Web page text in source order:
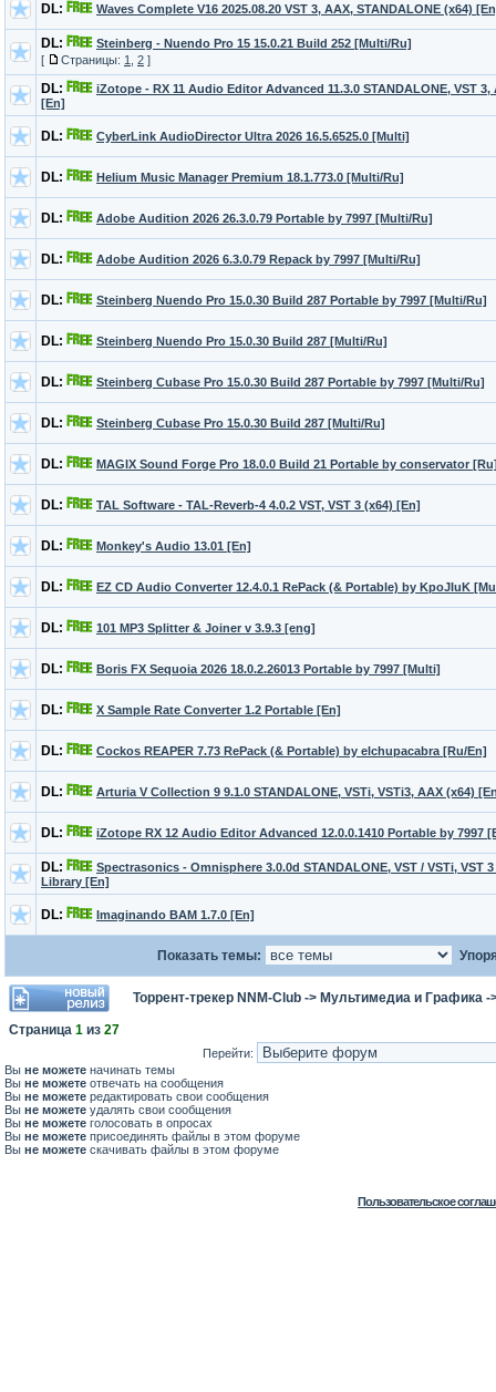
DL: Waves Complete V16 2025.08.20 VST 3, AAX, STANDALONE (x64)
DL:
Steinberg - Nuendo Pro 15 15.0.21 Build 252 [Multi/Ru]
[
Страницы: 1 2 ]
DL:
iZotope - RX 11 Audio Editor Advanced 11.3.0 STANDALONE, VST 3,
[En]
DL: CyberLink AudioDirector Ultra 2026 16.5.6525.0 [Multi]
DL: Helium Music Manager Premium 18.1.773.0 [Multi/Ru]
DL: Adobe Audition 2026 26.3.0.79 Portable by 7997 [Multi/Ru]
DL: Adobe Audition 2026 6.3.0.79 Repack by 7997 [Multi/Ru]
DL: Steinberg Nuendo Pro 15.0.30 Build 287 Portable by 7997 [Multi/Ru]
DL: Steinberg Nuendo Pro 15.0.30 Build 287 [Multi/Ru]
DL: Steinberg Cubase Pro 15.0.30 Build 287 Portable by 7997 [Multi/Ru]
DL: Steinberg Cubase Pro 15.0.30 Build 287 [Multi/Ru]
DL: MAGIX Sound Forge Pro 18.0.0 Build 21 Portable by conservator
DL: TAL Software - TAL-Reverb-4 4.0.2 VST, VST 3 (x64) [En]
DL: Monkey's Audio 13.01 [En]
DL: EZ CD Audio Converter 12.4.0.1 RePack (& Portable) by KpoJIuK
DL: 101 MP3 Splitter & Joiner v 3.9.3 [eng]
DL: Boris FX Sequoia 2026 18.0.2.26013 Portable by 7997 [Multi]
DL: X Sample Rate Converter 1.2 Portable [En]
DL: Cockos REAPER 7.73 RePack (& Portable) by elchupacabra [Ru/En]
DL: Arturia V Collection 9 9.1.0 STANDALONE, VSTi, VSTi3, AAX (x64)
DL: iZotope RX 12 Audio Editor Advanced 12.0.0.1410 Portable by 7997
DL:
Spectrasonics - Omnisphere 3.0.0d STANDALONE, VST / VSTi, VST
Library [En]
DL: Imaginando BAM 1.7.0 [En]
Показать темы:
Торрент-трекер NNM-Club -> Мультимедиа и Графика -
Страница 1 из 27
Перейти:
Вы не можете начинать темы
Вы не можете отвечать на сообщения
Вы не можете редактировать свои сообщения
Вы не можете удалять свои сообщения
Вы не можете голосовать в опросах
Вы не можете присоединять файлы в этом форуме
Вы не можете скачивать файлы в этом форуме
Пользовательское